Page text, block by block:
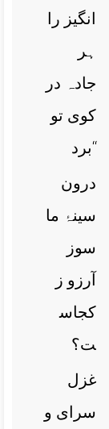
انگیز را
ہر
جادہ در
کوی تو
برد‘‘
درون
سینۂ ما
سوز
آرزو ز
کجاس
ت؟
غزل
سرای و